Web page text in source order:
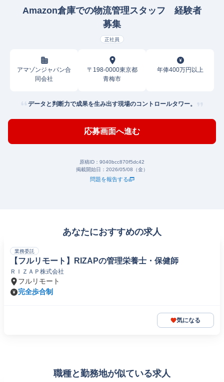
Amazon倉庫での物流管理スタッフ 経験者
募集
正社員
アマゾンジャパン合
同会社
〒198-0000東京都
青梅市
年俸400万円以上
データと判断力で成果を生み出す現場のコントロールタワー。
応募画面へ進む
原稿ID： 9040bcc870f5dc42
掲載開始日： 2026/05/08（金）
問題を報告する
あなたにおすすめの求人
業務委託
【フルリモート】RIZAPの管理栄養士・保健師
ＲＩＺＡＰ株式会社
フルリモート
完全歩合制
気になる
職種と勤務地が似ている求人